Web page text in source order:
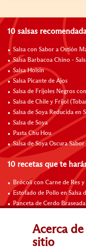
10 salsas
Salsa con Sabor a Ostión
Salsa Barbacoa Chino -
Salsa Hoisin
Salsa Picante de Ajos
Salsa de Frijoles Negros
Salsa de Chile y Frijol
Salsa de Soya Reducida en
Salsa de Soya
Pasta Chu Hou
Salsa de Soya Oscura
10 recetas que te
Brócoli con Carne de Res y
Estofado de Pollo en Salsa
Panceta de Cerdo
Costillas de Cordero a la
Carne de Res con Salsa de
Fajitas de Carne de Res con
Acerca
sitio